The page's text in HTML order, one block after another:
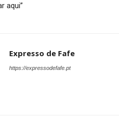
aqui”
Expresso de Fafe
https://expressodefafe.pt